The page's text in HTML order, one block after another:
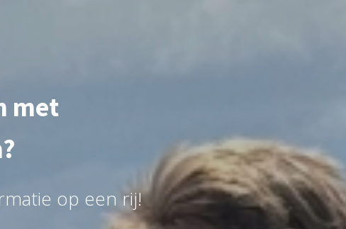
met
op een rij!